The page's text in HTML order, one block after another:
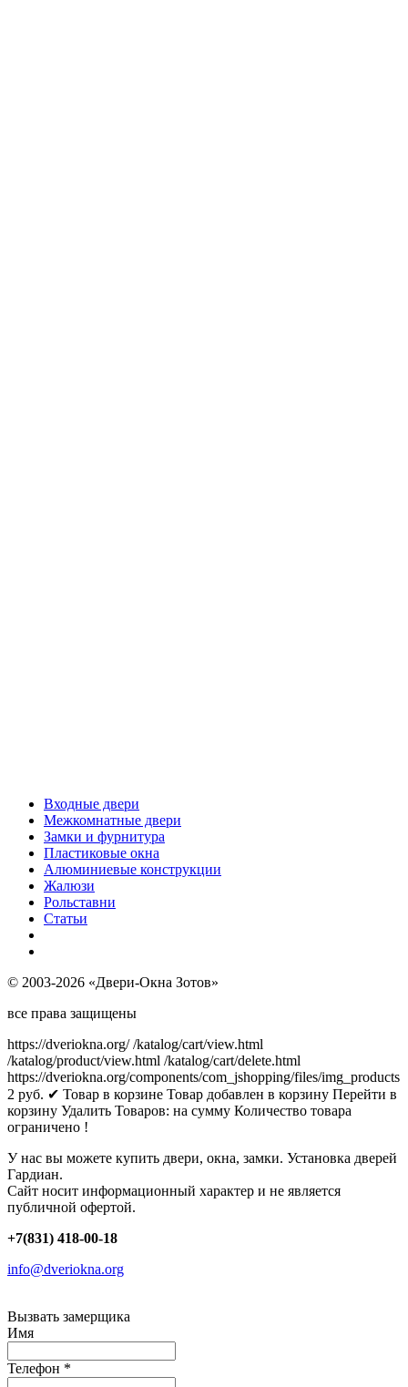
Входные двери
Межкомнатные двери
Замки и фурнитура
Пластиковые окна
Алюминиевые конструкции
Жалюзи
Рольставни
Статьи
© 2003-2026 «Двери-Окна Зотов»
все права защищены
https://dveriokna.org/ /katalog/cart/view.html
/katalog/product/view.html /katalog/cart/delete.html
https://dveriokna.org/components/com_jshopping/files/img_products
2 руб. ✔ Товар в корзине Товар добавлен в корзину Перейти в
корзину Удалить Товаров: на сумму Количество товара
ограничено !
У нас вы можете купить двери, окна, замки. Установка дверей
Гардиан.
Сайт носит информационный характер и не является
публичной офертой.
+7(831) 418-00-18
info@dveriokna.org
Вызвать замерщика
Имя
Телефон *